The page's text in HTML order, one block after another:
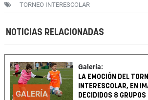
TORNEO INTERESCOLAR
NOTICIAS RELACIONADAS
GALERÍA
Galería:
LA EMOCIÓN DEL
INTERESCOLAR, EN
DECIDIDOS 8